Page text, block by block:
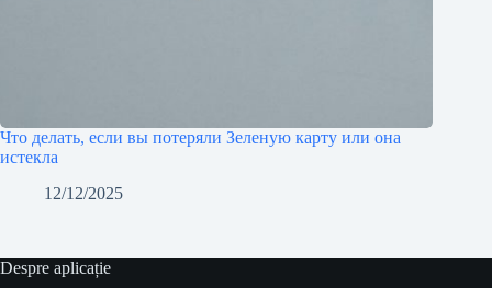
Что делать, если вы потеряли Зеленую карту или она
истекла
12/12/2025
Despre aplicație